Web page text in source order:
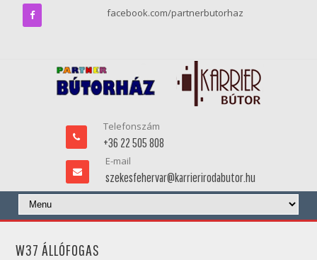
facebook.com/partnerbutorhaz
Telefonszám
+36 22 505 808
E-mail
szekesfehervar@karrierirodabutor.hu
W37 ÁLLÓFOGAS